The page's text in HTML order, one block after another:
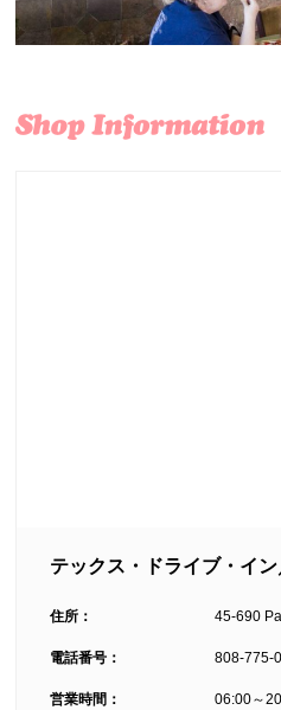
テックス・ドライブ・イ
住所： 45-690
電話番号： 808-775-
営業時間： 06:00～